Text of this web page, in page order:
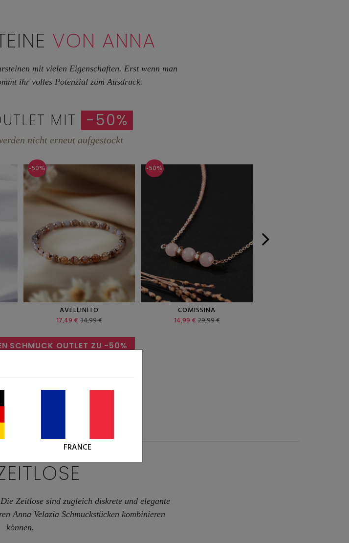
VON ANNA
mit vielen Eigenschaften. Erst wenn man
ihr volles Potenzial zum Ausdruck.
MIT -50%
nicht erneut aufgestockt
-50%
AVELLINITO
17,49 € 34,99 €
-50%
COMISSINA
14,99 €29,99 €
SCHMUCK OUTLET ZU -50%
Zeitlose sind zugleich diskrete und elegante
Anna Velazia Schmuckstücken kombinieren
können.
FRANCE